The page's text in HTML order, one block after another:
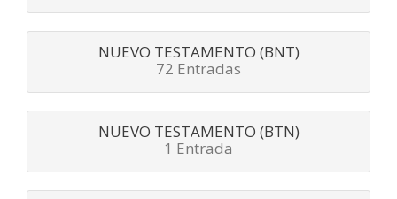
NUEVO TESTAMENTO (BNT)
72 Entradas
NUEVO TESTAMENTO (BTN)
1 Entrada